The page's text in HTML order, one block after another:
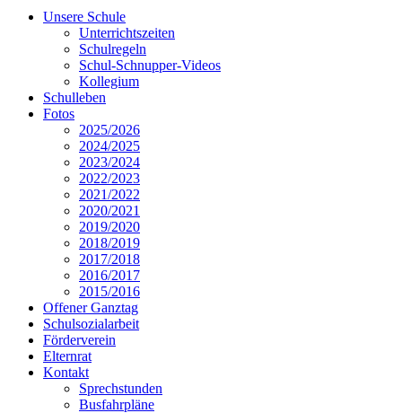
Unsere Schule
Unterrichtszeiten
Schulregeln
Schul-Schnupper-Videos
Kollegium
Schulleben
Fotos
2025/2026
2024/2025
2023/2024
2022/2023
2021/2022
2020/2021
2019/2020
2018/2019
2017/2018
2016/2017
2015/2016
Offener Ganztag
Schulsozialarbeit
Förderverein
Elternrat
Kontakt
Sprechstunden
Busfahrpläne